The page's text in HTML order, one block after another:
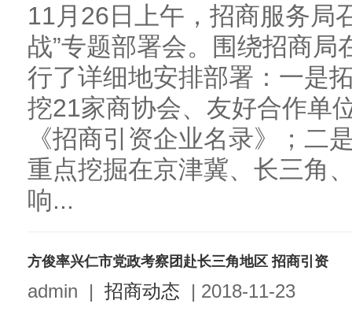
11月26日上午，招商服务局
战”专题部署会。围绕招商
行了详细地安排部署：一是
挖21家商协会、友好合作单
《招商引资企业名录》；二
重点挖掘在京津冀、长三角
响...
方俊率兴仁市党政考察团赴长三角地区 招商引资
admin | 招商动态 | 2018-11-23